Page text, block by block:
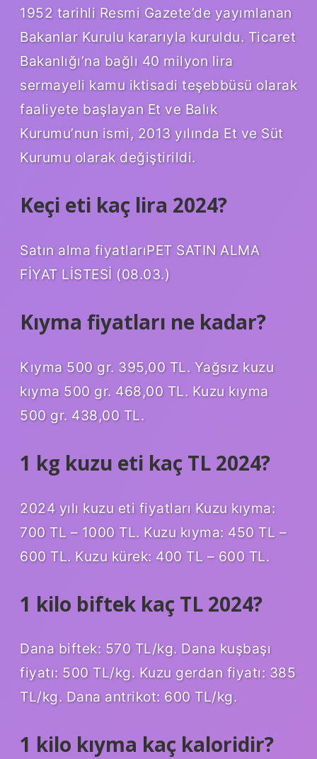
1952 tarihli Resmi Gazete’de yayımlanan
Bakanlar Kurulu kararıyla kuruldu. Ticaret
Bakanlığı’na bağlı 40 milyon lira
sermayeli kamu iktisadi teşebbüsü olarak
faaliyete başlayan Et ve Balık
Kurumu’nun ismi, 2013 yılında Et ve Süt
Kurumu olarak değiştirildi.
Keçi eti kaç lira 2024?
Satın alma fiyatlarıPET SATIN ALMA
FİYAT LİSTESİ (08.03.)
Kıyma fiyatları ne kadar?
Kıyma 500 gr. 395,00 TL. Yağsız kuzu
kıyma 500 gr. 468,00 TL. Kuzu kıyma
500 gr. 438,00 TL.
1 kg kuzu eti kaç TL 2024?
2024 yılı kuzu eti fiyatları Kuzu kıyma:
700 TL – 1000 TL. Kuzu kıyma: 450 TL –
600 TL. Kuzu kürek: 400 TL – 600 TL.
1 kilo biftek kaç TL 2024?
Dana biftek: 570 TL/kg. Dana kuşbaşı
fiyatı: 500 TL/kg. Kuzu gerdan fiyatı: 385
TL/kg. Dana antrikot: 600 TL/kg.
1 kilo kıyma kaç kaloridir?